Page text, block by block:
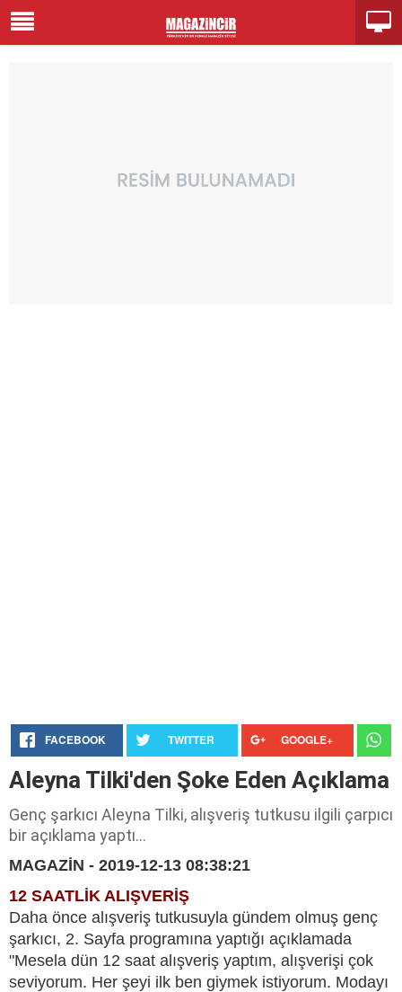
FACEBOOK TWITTER GOOGLE+
Aleyna Tilki'den Şoke Eden Açıklama
Genç şarkıcı Aleyna Tilki, alışveriş tutkusu ilgili çarpıcı
bir açıklama yaptı...
MAGAZİN - 2019-12-13 08:38:21
12 SAATLİK ALIŞVERİŞ
Daha önce alışveriş tutkusuyla gündem olmuş genç
şarkıcı, 2. Sayfa programına yaptığı açıklamada
"Mesela dün 12 saat alışveriş yaptım, alışverişi çok
seviyorum. Her şeyi ilk ben giymek istiyorum. Modayı